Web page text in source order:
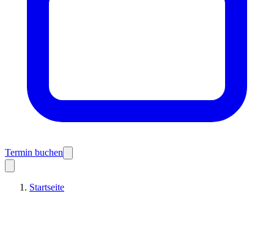
Termin buchen
Startseite